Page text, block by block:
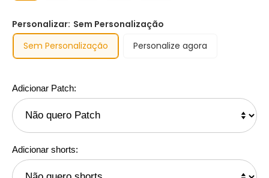
Personalizar: Sem Personalização
Sem Personalização
Personalize agora
Adicionar Patch:
Adicionar shorts: